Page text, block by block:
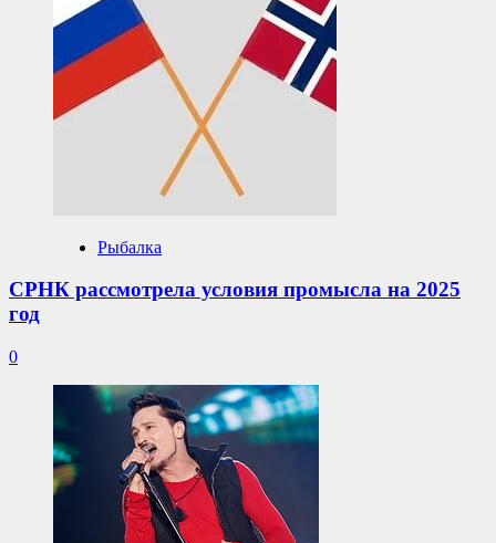
Рыбалка
СРНК рассмотрела условия промысла на 2025
год
0